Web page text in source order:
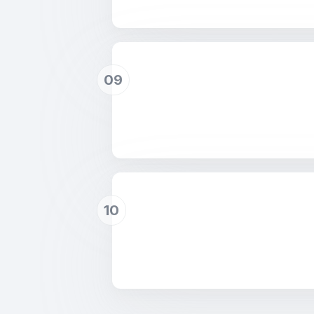
09
10